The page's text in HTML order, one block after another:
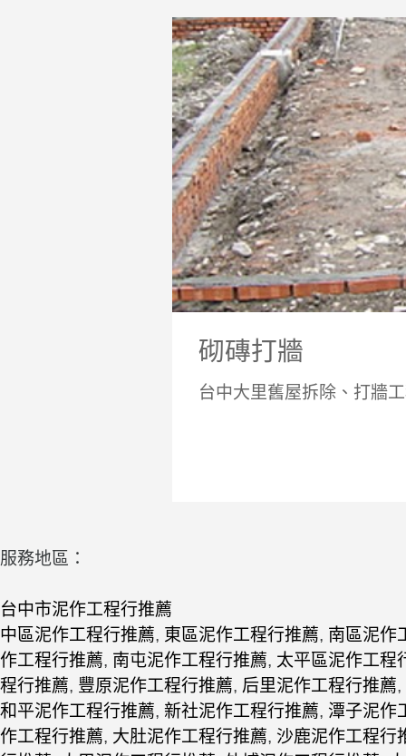
砌磚打牆
台中大里舊屋拆除、打牆
服務地區：
台中市泥作工程行推薦
中區泥作工程行推薦, 東區泥作工程行推薦, 南區泥作
作工程行推薦, 南屯泥作工程行推薦, 太平區泥作工程
程行推薦, 豐原泥作工程行推薦, 后里泥作工程行推薦,
和平泥作工程行推薦, 新社泥作工程行推薦, 潭子泥作
作工程行推薦, 大肚泥作工程行推薦, 沙鹿泥作工程行